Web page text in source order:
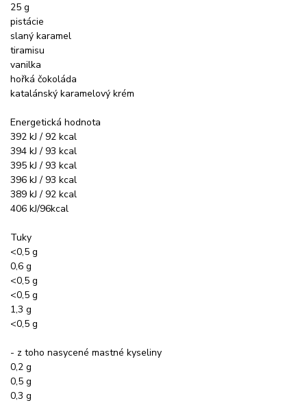
25 g
pistácie
slaný karamel
tiramisu
vanilka
hořká čokoláda
katalánský karamelový krém
Energetická hodnota
392 kJ / 92 kcal
394 kJ / 93 kcal
395 kJ / 93 kcal
396 kJ / 93 kcal
389 kJ / 92 kcal
406 kJ/96kcal
Tuky
<0,5 g
0,6 g
<0,5 g
<0,5 g
1,3 g
<0,5 g
- z toho nasycené mastné kyseliny
0,2 g
0,5 g
0,3 g